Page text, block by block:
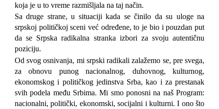
koja je u to vreme razmišljala na taj način.
Sa druge strane, u situaciji kada se činilo da su uloge na
srpskoj političkoj sceni već određene, to je bio i pouzdan put
da se Srpska radikalna stranka izbori za svoju autentičnu
poziciju.
Od svog osnivanja, mi srpski radikali zalažemo se, pre svega,
za obnovu punog nacionalnog, duhovnog, kulturnog,
ekonomskog i političkog jedinstva Srba, kao i za prestanak
svih podela među Srbima. Mi smo ponosni na naš Program:
nacionalni, politički, ekonomski, socijalni i kulturni. I ono što